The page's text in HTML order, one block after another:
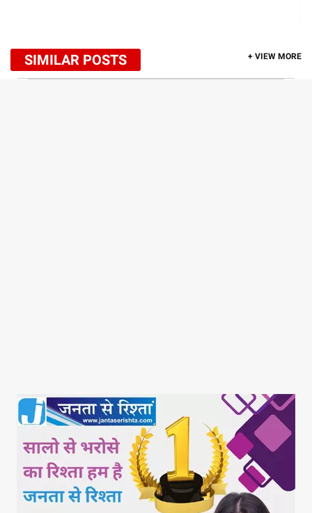
SIMILAR POSTS + VIEW MORE